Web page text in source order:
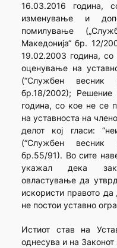
16.03.2016 година,
изменување и
помилување
Македонија“ бр. 12/
19.02.2003 година,
оценување на
(“Службен весник
бр.18/2002);
година, со кое не се
на уставноста на
делот кој гласи:
(“Службен весник
бр.55/91). Во сите
укажал дека
овластување да
искористи правото
не постои уставно
Истиот став на
однесува и на